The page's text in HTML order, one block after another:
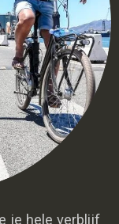
je hele verblijf